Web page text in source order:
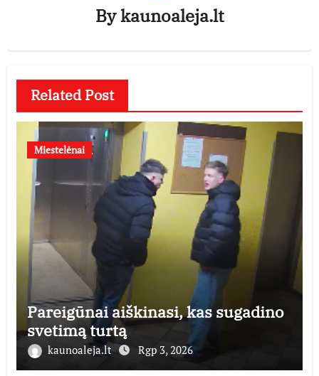
Bykaunoaleja.lt
Related Post
Miestelėnai
Pareigūnai aiškinasi, kas sugadino
svetimą turtą
kaunoaleja.lt Rgp 3, 2026